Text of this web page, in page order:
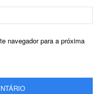
navegador para a próxima